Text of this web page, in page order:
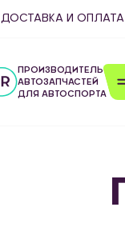
ДОСТАВКА И ОПЛАТА
ПРОИЗВОДИТЕЛЬ
АВТОЗАПЧАСТЕЙ
ДЛЯ АВТОСПОРТА